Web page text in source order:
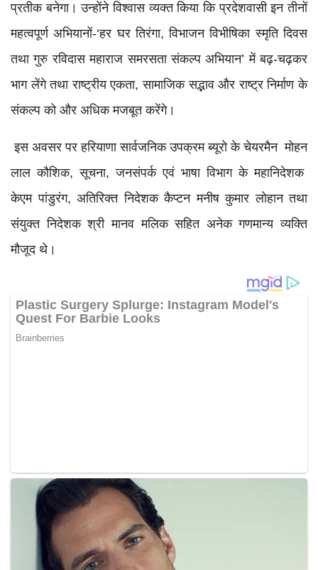
प्रतीक बनेगा। उन्होंने विश्वास व्यक्त किया कि प्रदेशवासी इन तीनों
महत्वपूर्ण अभियानों-‘हर घर तिरंगा, विभाजन विभीषिका स्मृति दिवस
तथा गुरु रविदास महाराज समरसता संकल्प अभियान’ में बढ़-चढ़कर
भाग लेंगे तथा राष्ट्रीय एकता, सामाजिक सद्भाव और राष्ट्र निर्माण के
संकल्प को और अधिक मजबूत करेंगे।
इस अवसर पर हरियाणा सार्वजनिक उपक्रम ब्यूरो के चेयरमैन मोहन
लाल कौशिक, सूचना, जनसंपर्क एवं भाषा विभाग के महानिदेशक
केएम पांडुरंग, अतिरिक्त निदेशक कैप्टन मनीष कुमार लोहान तथा
संयुक्त निदेशक श्री मानव मलिक सहित अनेक गणमान्य व्यक्ति
मौजूद थे।